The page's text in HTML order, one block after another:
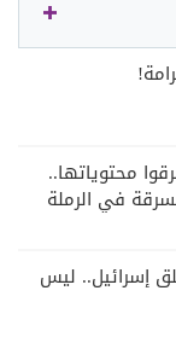
محتوياتها..
في الرملة
إسرائيل.. ليس